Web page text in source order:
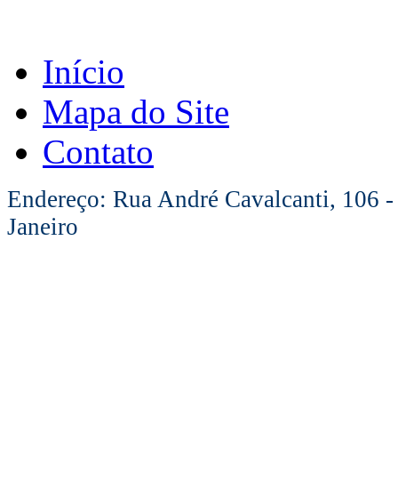
Início
Mapa do Site
Contato
Endereço: Rua André Cavalcanti, 106
Janeiro